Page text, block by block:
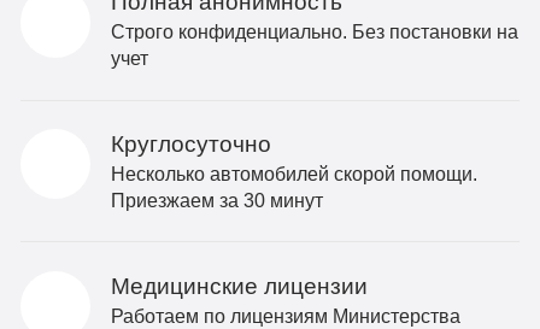
Строго конфиденциально. Без постановки на
учет
Круглосуточно
Несколько автомобилей скорой помощи.
Приезжаем за 30 минут
Медицинские лицензии
Работаем по лицензиям Министерства